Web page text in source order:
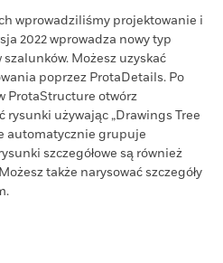
wprowadziliśmy projektowanie i
2022 wprowadza nowy typ
Możesz uzyskać
poprzez ProtaDetails. Po
ProtaStructure otwórz
używając „Drawings Tree
automatycznie grupuje
szczegółowe są również
także narysować szczegóły